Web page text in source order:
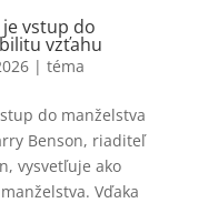
vstup do
vzťahu
| téma
do manželstva
Benson, riaditeľ
vysvetľuje ako
Vďaka